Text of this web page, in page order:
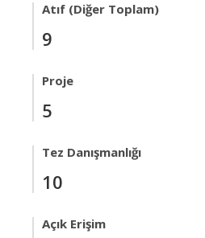
Atıf (Diğer Toplam)
9
Proje
5
Tez Danışmanlığı
10
Açık Erişim